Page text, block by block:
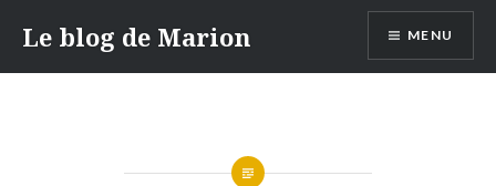
contenu
Le blog de Marion MENU